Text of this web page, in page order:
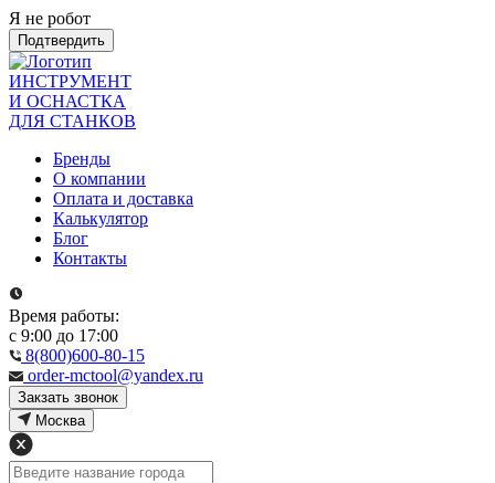
Я не робот
Подтвердить
ИНСТРУМЕНТ
И ОСНАСТКА
ДЛЯ СТАНКОВ
Бренды
О компании
Оплата и доставка
Калькулятор
Блог
Контакты
Время работы:
с 9:00 до 17:00
8(800)600-80-15
order-mctool@yandex.ru
Закзать звонок
Москва